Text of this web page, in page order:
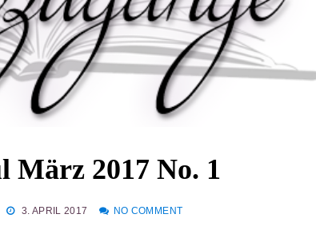
März 2017 No. 1
3. APRIL 2017 NO COMMENT